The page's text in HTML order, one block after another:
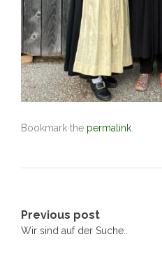
Bookmark the permalink
Post
navigation
Previous post
Wir sind auf der Suche..